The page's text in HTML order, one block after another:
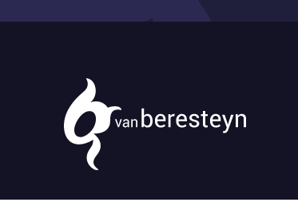
Theater
vanBeresteyn